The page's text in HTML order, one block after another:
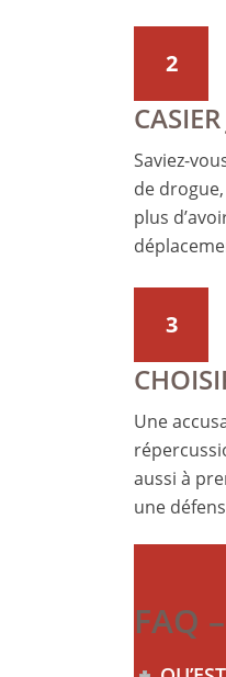
2
Saviez-
de
plus
3
Une
aussi à
une
FAQ